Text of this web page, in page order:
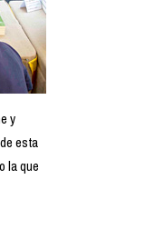
y
esta
la que